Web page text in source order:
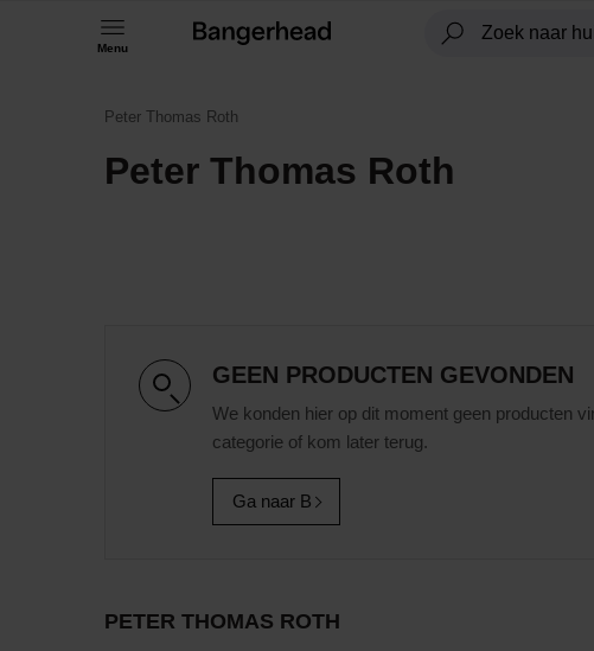
Menu
Peter Thomas Roth
Peter Thomas Roth
GEEN PRODUCTEN GEVONDEN
We konden hier op dit moment geen producten
categorie of kom later terug.
Ga naar B
PETER THOMAS ROTH